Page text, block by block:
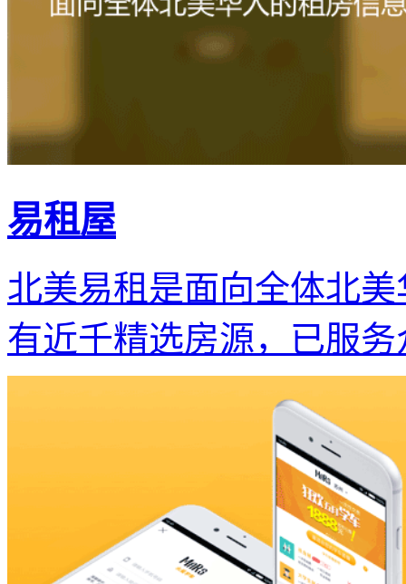
易租屋
北美易租是面向全体北
有近千精选房源，已服